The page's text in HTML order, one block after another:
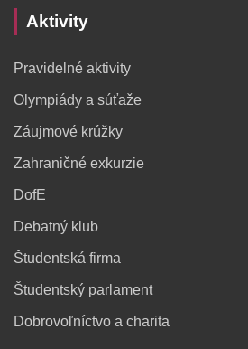
Aktivity
Pravidelné aktivity
Olympiády a súťaže
Záujmové krúžky
Zahraničné exkurzie
DofE
Debatný klub
Študentská firma
Študentský parlament
Dobrovoľníctvo a charita